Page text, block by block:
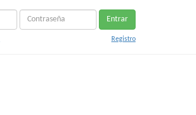
Entrar
Registro